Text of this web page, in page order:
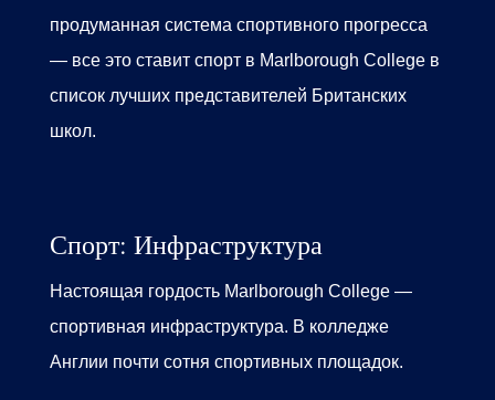
продуманная система спортивного прогресса
— все это ставит спорт в Marlborough Collegeв
список лучших представителей Британских
школ.
Спорт: Инфраструктура
Настоящая гордость Marlborough College—
спортивная инфраструктура. В колледже
Англии почти сотня спортивных площадок.